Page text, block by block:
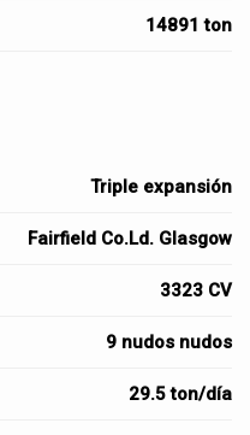
14891 ton
Triple expansión
Fairfield Co.Ld. Glasgow
3323 CV
9 nudos nudos
29.5 ton/día